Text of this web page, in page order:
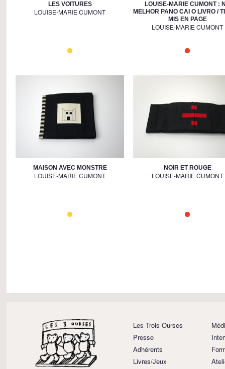
LES VOITURES
LOUISE-MARIE CUMONT
LOUISE-MARIE CUMONT :
MELHOR PANO CAI O LIVRO /
MIS EN PAGE
LOUISE-MARIE CUMONT
MAISON AVEC MONSTRE
LOUISE-MARIE CUMONT
NOIR ET ROUGE
LOUISE-MARIE CUMONT
Les Trois Ourses
Presse
Adhérents
Livres/Jeux